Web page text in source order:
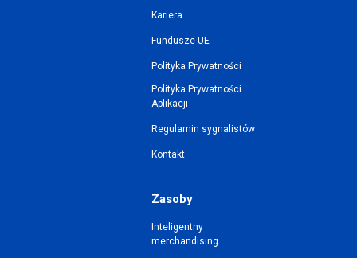
Kariera
Fundusze UE
Polityka Prywatności
Polityka Prywatności
Aplikacji
Regulamin sygnalistów
Kontakt
Zasoby
Inteligentny
merchandising